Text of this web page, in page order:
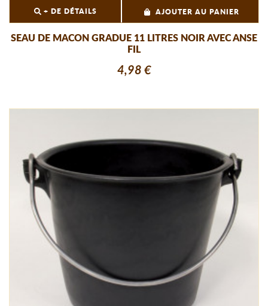
+ DE DÉTAILS AJOUTER AU PANIER
SEAU DE MACON GRADUE 11 LITRES NOIR AVEC ANSE
FIL
4,98 €